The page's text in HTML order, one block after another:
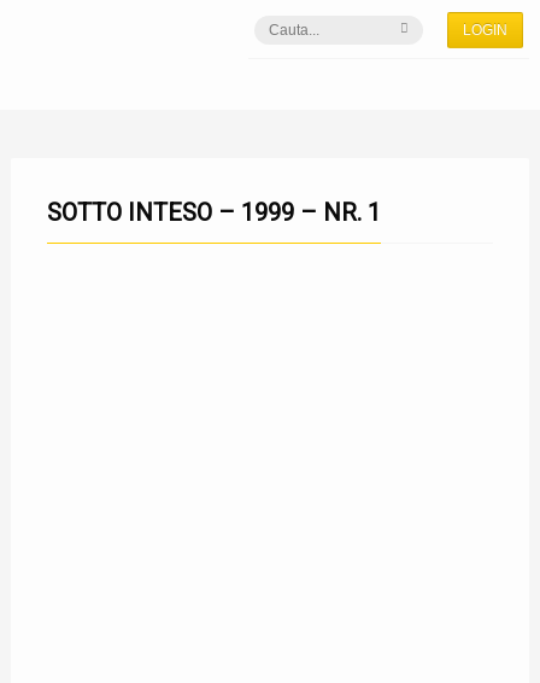
LOGIN
SOTTO INTESO – 1999 – NR. 1